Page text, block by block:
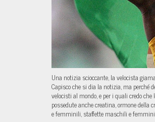
Una notizia scioccante, la velocista
Capisco che si dia la notizia, ma
velocisti al mondo, e per i quali credo
possedute anche creatina, ormone
e femminili, staffette maschili e